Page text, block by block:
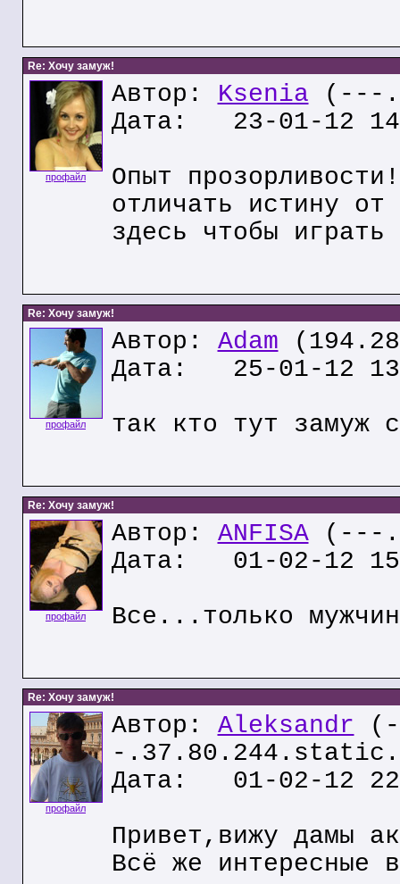
Re: Хочу замуж!
профайл
Автор: Ksenia (---
Дата: 23-01-12
Опыт
отличать истину
здесь чтобы
Re: Хочу замуж!
профайл
Автор: Adam
Дата: 25-01-12
так кто тут замуж
Re: Хочу замуж!
профайл
Автор: ANFISA(---
Дата: 01-02-12
Все...только
Re: Хочу замуж!
профайл
Автор: Aleksandr
-
Дата: 01-02-12
Привет,вижу дамы
Всё же интересные